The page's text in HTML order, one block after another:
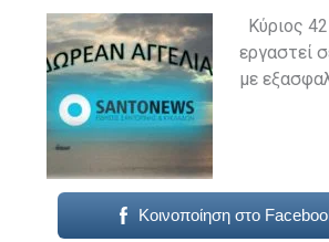
Κύριος
εργαστεί
με
Κοινοποίηση στο